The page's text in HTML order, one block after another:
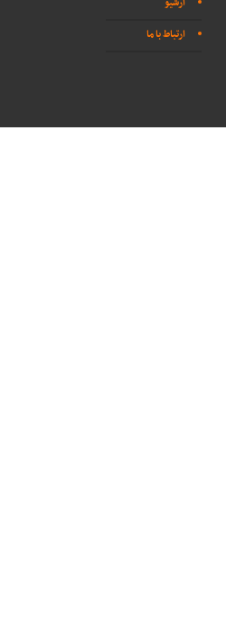
ارتباط با ما